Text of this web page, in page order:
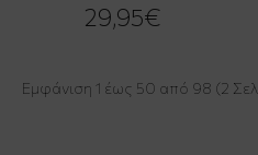
29,95€
Εμφάνιση 1 έως 50 από 98 (2